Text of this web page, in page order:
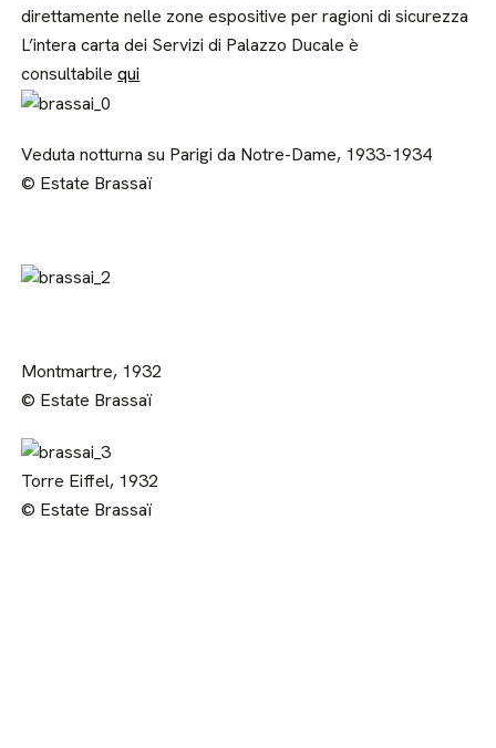
direttamente nelle zone espositive per ragioni di sicurezza
L’intera carta dei Servizi di Palazzo Ducale è
consultabilequi
Veduta notturna su Parigi da Notre-Dame, 1933-1934
© Estate Brassaï
Montmartre, 1932
© Estate Brassaï
Torre Eiffel, 1932
© Estate Brassaï